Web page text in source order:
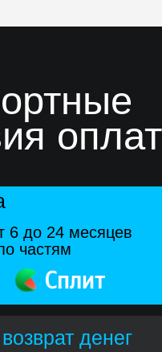
этапе
помогут
моментах,
чистый код,